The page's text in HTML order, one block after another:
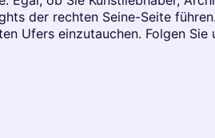
der rechten Seine-Seite
Ufers einzutauchen. Folgen Sie